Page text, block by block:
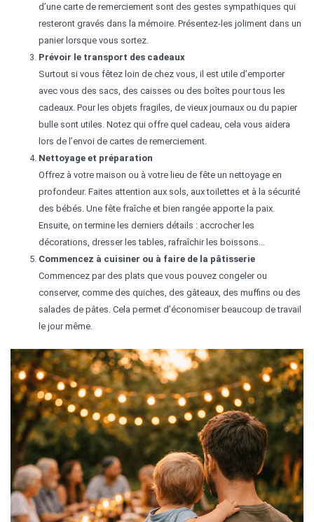
d’une carte de remerciement sont des gestes sympathiques qui
resteront gravés dans la mémoire. Présentez-les joliment dans un
panier lorsque vous sortez.
Prévoir le transport des cadeaux
Surtout si vous fêtez loin de chez vous, il est utile d’emporter
avec vous des sacs, des caisses ou des boîtes pour tous les
cadeaux. Pour les objets fragiles, de vieux journaux ou du papier
bulle sont utiles. Notez qui offre quel cadeau, cela vous aidera
lors de l’envoi de cartes de remerciement.
Nettoyage et préparation
Offrez à votre maison ou à votre lieu de fête un nettoyage en
profondeur. Faites attention aux sols, aux toilettes et à la sécurité
des bébés. Une fête fraîche et bien rangée apporte la paix.
Ensuite, on termine les derniers détails : accrocher les
décorations, dresser les tables, rafraîchir les boissons…
Commencez à cuisiner ou à faire de la pâtisserie
Commencez par des plats que vous pouvez congeler ou
conserver, comme des quiches, des gâteaux, des muffins ou des
salades de pâtes. Cela permet d’économiser beaucoup de travail
le jour même.